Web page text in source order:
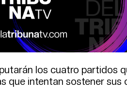
los cuatro partidos
que intentan sostener sus